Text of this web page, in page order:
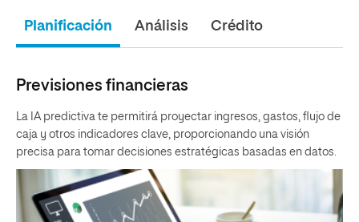
Planificación Análisis Crédito
Previsiones financieras
La IA predictiva te permitirá proyectar ingresos, gastos, flujo de
caja y otros indicadores clave, proporcionando una visión
precisa para tomar decisiones estratégicas basadas en datos.